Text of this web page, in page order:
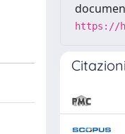
https://
Citazioni